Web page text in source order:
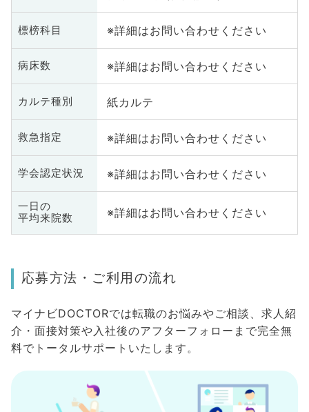
標榜科目 ※詳細はお問い合わせください
病床数 ※詳細はお問い合わせください
カルテ種別 紙カルテ
救急指定 ※詳細はお問い合わせください
学会認定状況 ※詳細はお問い合わせください
一日の
平均来院数
※詳細はお問い合わせください
応募方法・ご利用の流れ
マイナビDOCTORでは転職のお悩みやご相談、求人紹
介・面接対策や入社後のアフターフォローまで完全無
料でトータルサポートいたします。